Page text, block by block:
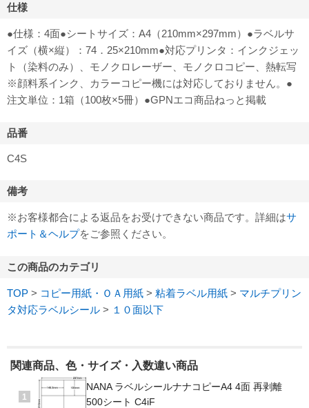
仕様
●仕様：4面●シートサイズ：A4（210mm×297mm）●ラベルサ
イズ（横×縦）：74．25×210mm●対応プリンタ：インクジェッ
ト（染料のみ）、モノクロレーザー、モノクロコピー、熱転写
※顔料系インク、カラーコピー機には対応しておりません。●
注文単位：1箱（100枚×5冊）●GPNエコ商品ねっと掲載
品番
C4S
備考
※お客様都合による返品をお受けできない商品です。詳細はサ
ポート＆ヘルプをご参照ください。
この商品のカテゴリ
TOP > コピー用紙・ＯＡ用紙 > 粘着ラベル用紙 > マルチプリン
タ対応ラベルシール > １０面以下
関連商品、色・サイズ・入数違い商品
1
NANA ラベルシールナナコピーA4 4面 再剥離
500シート C4iF